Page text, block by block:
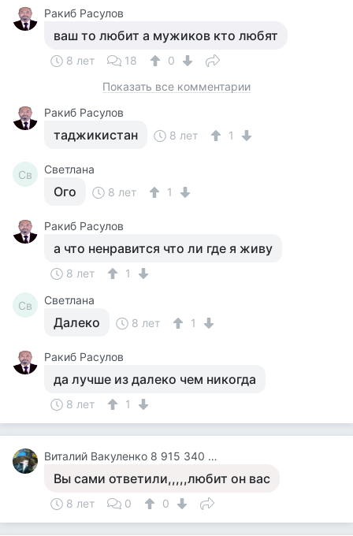
Ракиб Расулов
ваш то любит а мужиков кто любят
8 лет 18
0
Показать все комментарии
Ракиб Расулов
таджикистан 8 лет 1
Св Светлана
Ого 8 лет 1
Ракиб Расулов
а что ненравится что ли где я живу
8 лет 1
Св Светлана
Далеко 8 лет 1
Ракиб Расулов
да лучше из далеко чем никогда
8 лет 1
Виталий Вакуленко 8 915 340 84 96
Вы сами ответили,,,,,любит он вас
8 лет 0 0